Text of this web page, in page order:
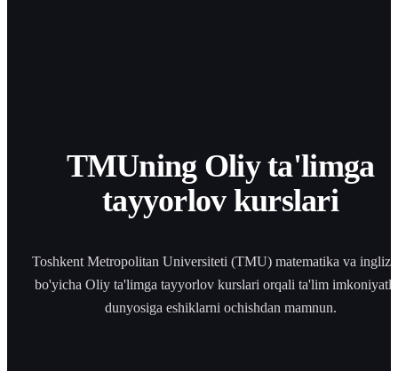
TMUning Oliy ta'limga
tayyorlov kurslari
Toshkent Metropolitan Universiteti (TMU) matematika va ingliz
bo'yicha Oliy ta'limga tayyorlov kurslari orqali ta'lim
dunyosiga eshiklarni ochishdan mamnun.